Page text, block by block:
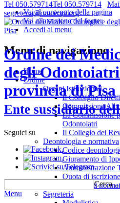
Vai al contenuto della pagina
Vai alla sezione del footer
Accedi al menu
Tel 050.579714Tel 050.579714
segreteria@omceopi.org
Ordine dei
degli
provincia di Pisa
Ente sussidiario
Seguici su
.
.
.
Cerca
Menu
Menu di navigazione
Home
Ordine
Organi Istituzionali
Il Consiglio
Commissione
La Commissione
Odontoiatri
Il Collegio dei
Deontologia e normativa
Codice
Giuramento di
Amministrazione
Quota di
Riferimenti
Segreteria